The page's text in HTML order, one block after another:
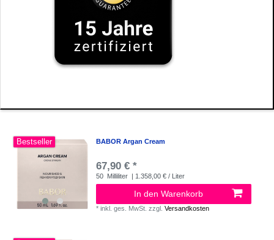
Bestseller BABOR Argan Cream
67,90 € *
50 Milliliter | 1.358,00 € / Liter
In den Warenkorb
*inkl. ges. MwSt. zzgl.Versandkosten